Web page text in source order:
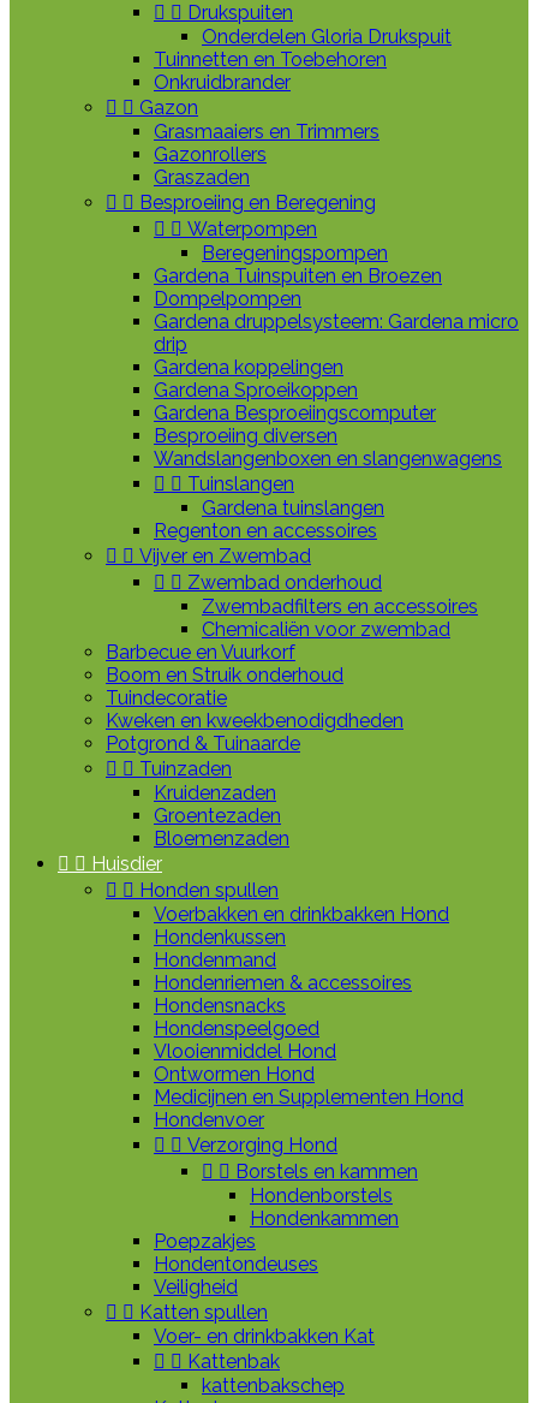
  Drukspuiten
Onderdelen Gloria Drukspuit
Tuinnetten en Toebehoren
Onkruidbrander
  Gazon
Grasmaaiers en Trimmers
Gazonrollers
Graszaden
  Besproeiing en Beregening
  Waterpompen
Beregeningspompen
Gardena Tuinspuiten en Broezen
Dompelpompen
Gardena druppelsysteem: Gardena micro
drip
Gardena koppelingen
Gardena Sproeikoppen
Gardena Besproeiingscomputer
Besproeiing diversen
Wandslangenboxen en slangenwagens
  Tuinslangen
Gardena tuinslangen
Regenton en accessoires
  Vijver en Zwembad
  Zwembad onderhoud
Zwembadfilters en accessoires
Chemicaliën voor zwembad
Barbecue en Vuurkorf
Boom en Struik onderhoud
Tuindecoratie
Kweken en kweekbenodigdheden
Potgrond & Tuinaarde
  Tuinzaden
Kruidenzaden
Groentezaden
Bloemenzaden
  Huisdier
  Honden spullen
Voerbakken en drinkbakken Hond
Hondenkussen
Hondenmand
Hondenriemen & accessoires
Hondensnacks
Hondenspeelgoed
Vlooienmiddel Hond
Ontwormen Hond
Medicijnen en Supplementen Hond
Hondenvoer
  Verzorging Hond
  Borstels en kammen
Hondenborstels
Hondenkammen
Poepzakjes
Hondentondeuses
Veiligheid
  Katten spullen
Voer- en drinkbakken Kat
  Kattenbak
kattenbakschep